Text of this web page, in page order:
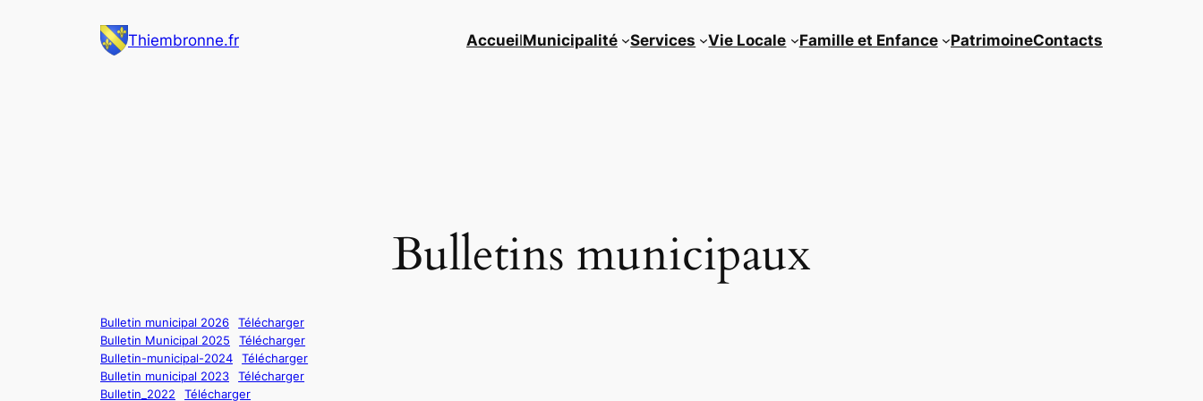
Thiembronne.fr AccueilMunicipalité Services Vie Locale Famille et Enfance PatrimoineContacts
Bulletins municipaux
Bulletin municipal 2026
Télécharger
Bulletin Municipal 2025
Télécharger
Bulletin-municipal-2024
Télécharger
Bulletin municipal 2023
Télécharger
Bulletin_2022
Télécharger